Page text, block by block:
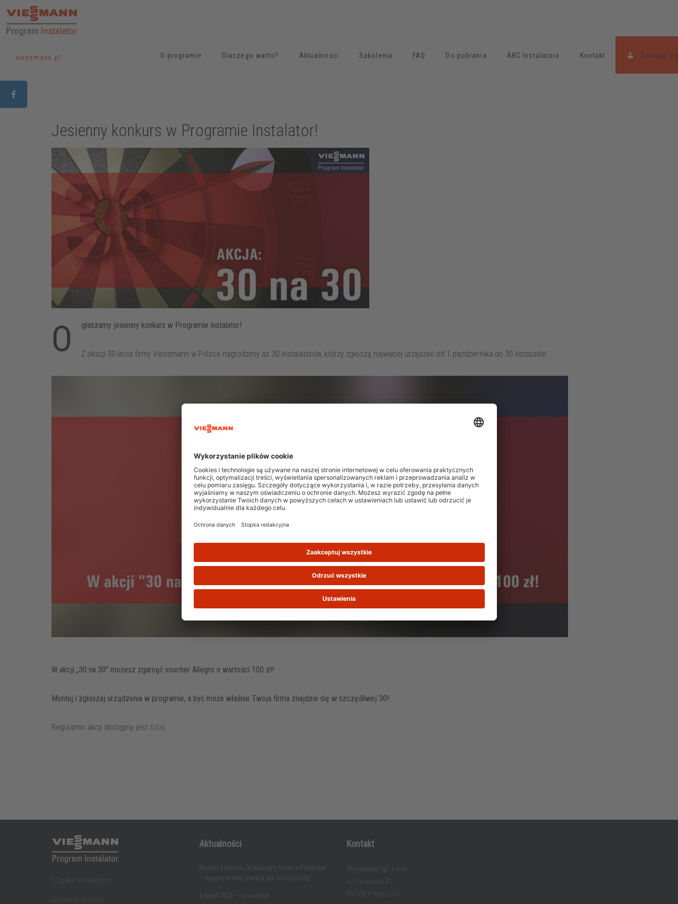
viessmann.pl O programie Dlaczego warto? Aktualności Szkolenia FAQ Do pobrania ABC Instalatora Kontakt Zaloguj
Jesienny konkurs w Programie Instalator!
O głaszamy jesienny konkurs w Programie Instalator!
Z okazji 30-lecia firmy Viessmann w Polsce nagrodzimy aż 30 Instalatorów, którzy zgłoszą najwięcej urządzeń od 1 października do 30 listopada!
W akcji „30 na 30” możesz zgarnąć voucher Allegro o wartości 100 zł!
Montuj i zgłaszaj urządzenia w programie, a być może właśnie Twoja firma znajdzie się w szczęśliwej 30!
Regulamin akcji dostępny jest tutaj.
Aktualności Kontakt